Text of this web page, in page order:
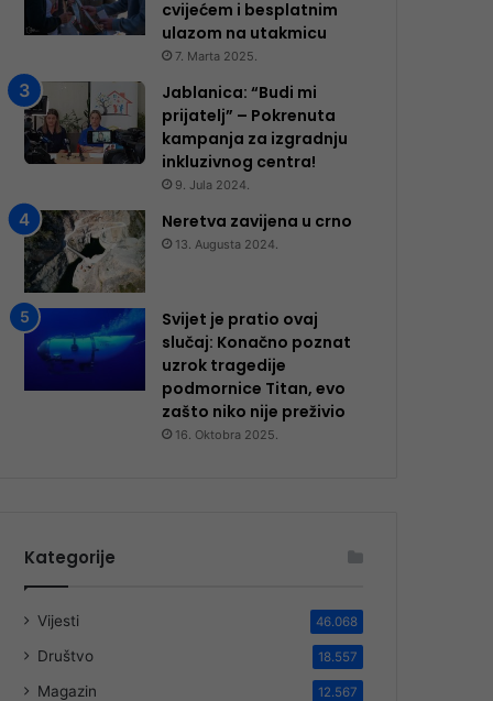
cvijećem i besplatnim
ulazom na utakmicu
7. Marta 2025.
Jablanica: “Budi mi
prijatelj” – Pokrenuta
kampanja za izgradnju
inkluzivnog centra!
9. Jula 2024.
Neretva zavijena u crno
13. Augusta 2024.
Svijet je pratio ovaj
slučaj: Konačno poznat
uzrok tragedije
podmornice Titan, evo
zašto niko nije preživio
16. Oktobra 2025.
Kategorije
Vijesti 46.068
Društvo 18.557
Magazin 12.567